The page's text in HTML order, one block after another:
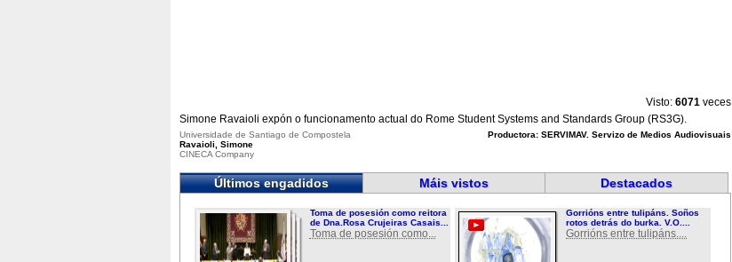
Visto: 6071 veces
Simone Ravaioli expón o funcionamento actual do Rome Student Systems and Standards Group (RS3G).
Productora: SERVIMAV. Servizo de Medios Audiovisuais
Universidade de Santiago de Compostela
Ravaioli, Simone
CINECA Company
Últimos engadidos Máis vistos Destacados
Toma de posesión como reitora
de Dna.Rosa Crujeiras Casais...
Toma de posesión como...
Gorrións entre tulipáns. Soños
rotos detrás do burka. V.O....
Gorrións entre tulipáns....